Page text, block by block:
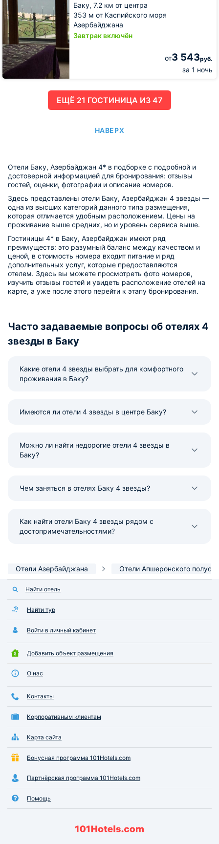
Баку, 7.2 км от центра
353 м от Каспийского моря
Азербайджана
Завтрак включён
от3 543руб.
за 1 ночь
ЕЩË 21 ГОСТИНИЦА ИЗ 47
НАВЕРХ
Отели Баку, Азербайджан 4* в подборке с подробной и
достоверной информацией для бронирования: отзывы
гостей, оценки, фотографии и описание номеров.
Здесь представлены отели Баку, Азербайджан 4 звезды —
одна из высших категорий данного типа размещения,
которая отличается удобным расположением. Цены на
проживание выше средних, но и уровень сервиса выше.
Гостиницы 4* в Баку, Азербайджан имеют ряд
преимуществ: это разумный баланс между качеством и
ценой, в стоимость номера входит питание и ряд
дополнительных услуг, которые предоставляются
отелем. Здесь вы можете просмотреть фото номеров,
изучить отзывы гостей и увидеть расположение отелей на
карте, а уже после этого перейти к этапу бронирования.
Часто задаваемые вопросы об отелях 4
звезды в Баку
Какие отели 4 звезды выбрать для комфортного
проживания в Баку?
Имеются ли отели 4 звезды в центре Баку?
Можно ли найти недорогие отели 4 звезды в
Баку?
Чем заняться в отелях Баку 4 звезды?
Как найти отели Баку 4 звезды рядом с
достопримечательностями?
Отели Азербайджана Отели Апшеронского
Найти отель
Найти тур
Войти в личный кабинет
Добавить объект размещения
О нас
Контакты
Корпоративным клиентам
Карта сайта
Бонусная программа 101Hotels.com
Партнёрская программа 101Hotels.com
Помощь